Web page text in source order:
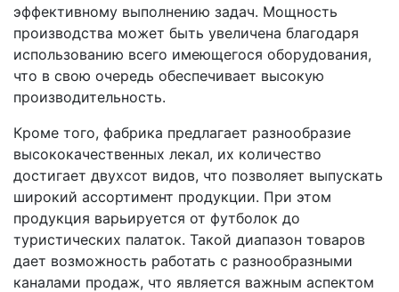
эффективному выполнению задач. Мощность
производства может быть увеличена благодаря
использованию всего имеющегося оборудования,
что в свою очередь обеспечивает высокую
производительность.
Кроме того, фабрика предлагает разнообразие
высококачественных лекал, их количество
достигает двухсот видов, что позволяет выпускать
широкий ассортимент продукции. При этом
продукция варьируется от футболок до
туристических палаток. Такой диапазон товаров
дает возможность работать с разнообразными
каналами продаж, что является важным аспектом